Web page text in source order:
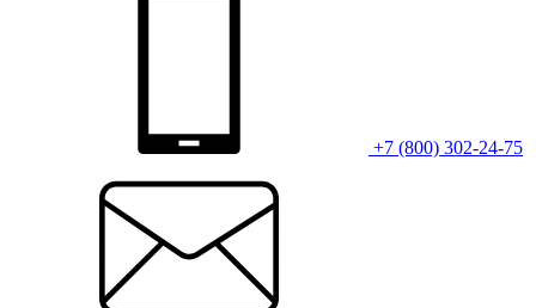
+7 (800) 302-24-75